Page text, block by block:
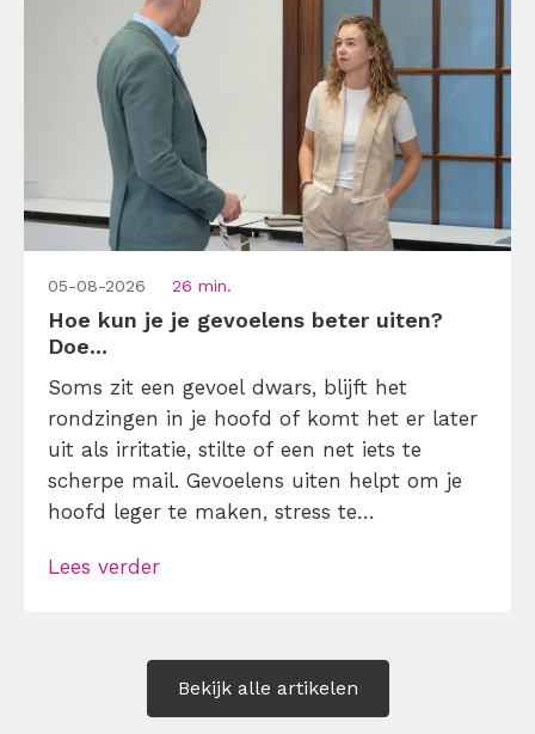
05-08-2026 26 min.
Hoe kun je je gevoelens beter uiten?
Doe...
Soms zit een gevoel dwars, blijft het
rondzingen in je hoofd of komt het er later
uit als irritatie, stilte of een net iets te
scherpe mail. Gevoelens uiten helpt om je
hoofd leger te maken, stress te
Maar hoe doe je dat zonder drama, verwijt
Lees verder
Bekijk alle artikelen